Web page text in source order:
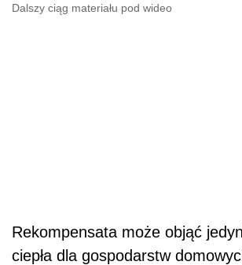
Dalszy ciąg materiału pod wideo
Rekompensata może objąć
ciepła dla gospodarstw